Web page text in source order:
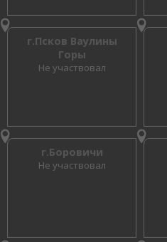
г.Псков Ваулины
Горы
Не участвовал
г.Боровичи
Не участвовал